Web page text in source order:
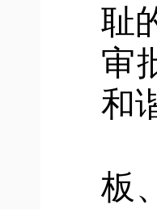
耻
审
和
板